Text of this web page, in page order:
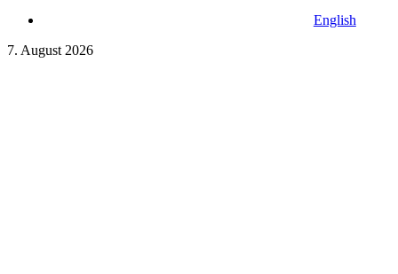
English
7. August 2026